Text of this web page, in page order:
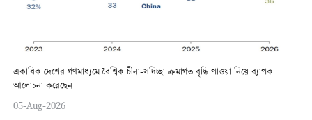
একাধিক দেশের গণমাধ্যমে বৈশ্বিক চীনা-সদিচ্ছা ক্রমাগত বৃদ্ধি পাওয়া নিয়ে ব্যাপক
আলোচনা করেছেন
05-Aug-2026